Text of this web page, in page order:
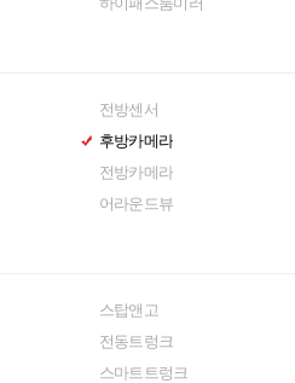
전방센서
후방카메라
전방카메라
어라운드뷰
스탑앤고
전동트렁크
스마트트렁크